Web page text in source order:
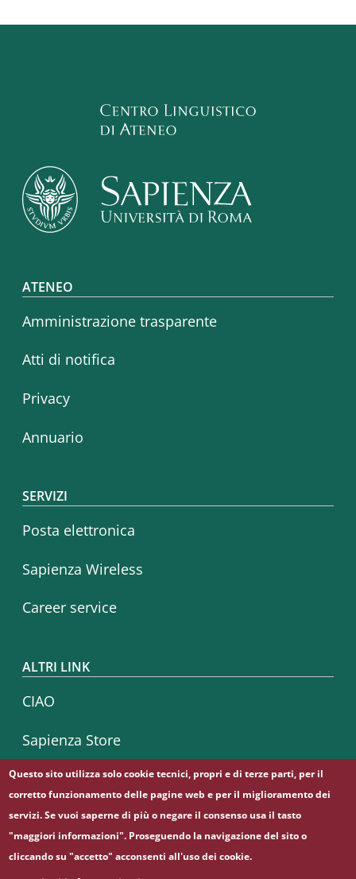
Footer menu
ATENEO
Amministrazione trasparente
Atti di notifica
Privacy
Annuario
SERVIZI
Posta elettronica
Sapienza Wireless
Career service
ALTRI LINK
CIAO
Sapienza Store
Seguici su
FacebookInstagram
LinkedinTelegram
TwitterYouTube
Questo sito utilizza solo cookie tecnici, propri e di terze parti, per il
corretto funzionamento delle pagine web e per il miglioramento dei
servizi. Se vuoi saperne di più o negare il consenso usa il tasto
"maggiori informazioni". Proseguendo la navigazione del sito o
cliccando su "accetto" acconsenti all'uso dei cookie.